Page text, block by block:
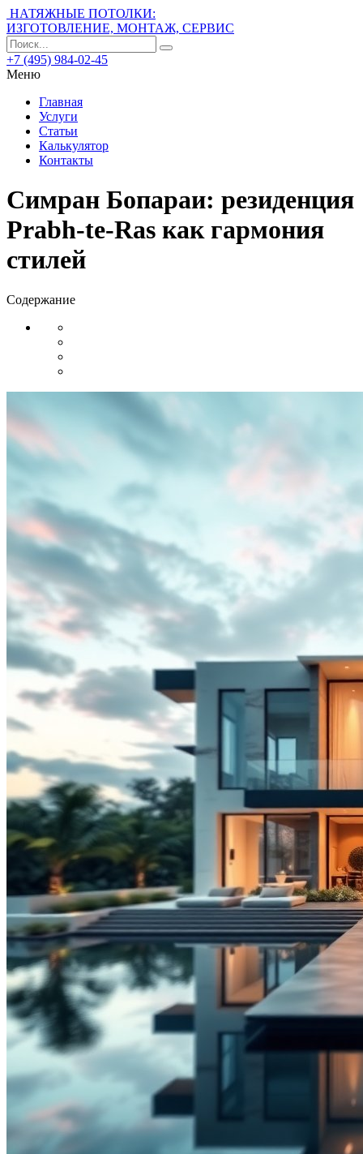
НАТЯЖНЫЕ ПОТОЛКИ:
ИЗГОТОВЛЕНИЕ, МОНТАЖ, СЕРВИС
+7 (495) 984-02-45
Меню
Главная
Услуги
Статьи
Калькулятор
Контакты
Симран Бопараи: резиденция
Prabh-te-Ras как гармония
стилей
Содержание